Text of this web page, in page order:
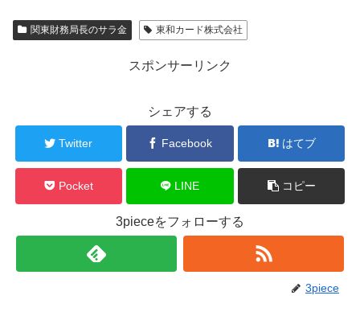
関東財務局長のサラ金 東和カード株式会社
スポンサーリンク
シェアする
Twitter Facebook はてブ
Pocket LINE コピー
3pieceをフォローする
3piece